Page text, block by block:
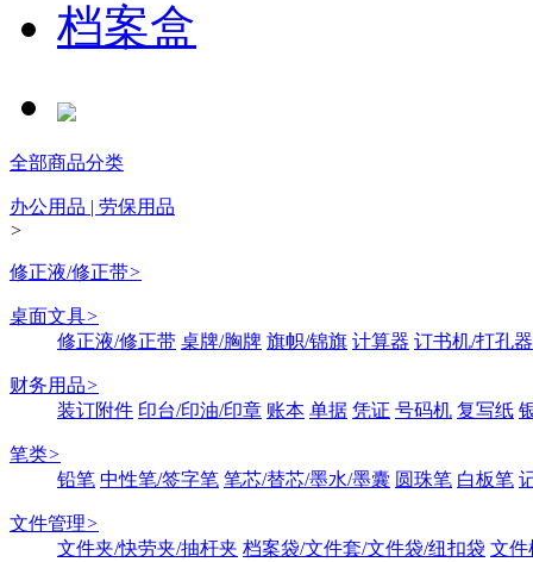
档案盒
全部商品分类
办公用品 | 劳保用品
>
修正液/修正带>
桌面文具>
修正液/修正带 桌牌/胸牌 旗帜/锦旗 计算器 订书机/打孔器
财务用品>
装订附件 印台/印油/印章 账本 单据 凭证 号码机 复写纸
笔类>
铅笔 中性笔/签字笔 笔芯/替芯/墨水/墨囊 圆珠笔 白板笔
文件管理>
文件夹/快劳夹/抽杆夹 档案袋/文件套/文件袋/纽扣袋 文件